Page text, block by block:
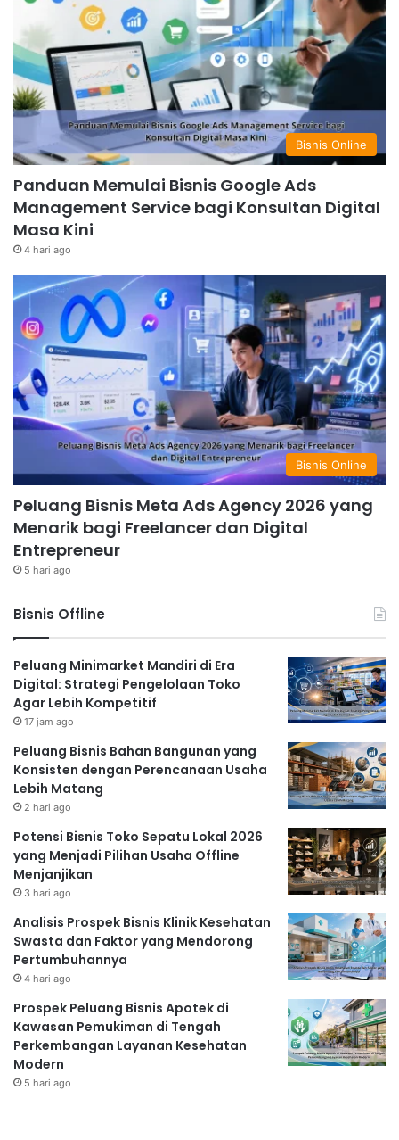
Bisnis Online
Panduan Memulai Bisnis Google Ads
Management Service bagi Konsultan Digital
Masa Kini
4 hari ago
Bisnis Online
Peluang Bisnis Meta Ads Agency 2026 yang
Menarik bagi Freelancer dan Digital
Entrepreneur
5 hari ago
Bisnis Offline
Peluang Minimarket Mandiri di Era
Digital: Strategi Pengelolaan Toko
Agar Lebih Kompetitif
17 jam ago
Peluang Bisnis Bahan Bangunan yang
Konsisten dengan Perencanaan Usaha
Lebih Matang
2 hari ago
Potensi Bisnis Toko Sepatu Lokal 2026
yang Menjadi Pilihan Usaha Offline
Menjanjikan
3 hari ago
Analisis Prospek Bisnis Klinik Kesehatan
Swasta dan Faktor yang Mendorong
Pertumbuhannya
4 hari ago
Prospek Peluang Bisnis Apotek di
Kawasan Pemukiman di Tengah
Perkembangan Layanan Kesehatan
Modern
5 hari ago